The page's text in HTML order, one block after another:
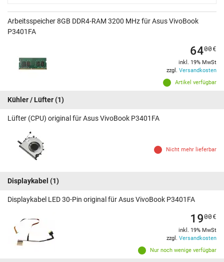
Arbeitsspeicher 8GB DDR4-RAM 3200 MHz für Asus VivoBook
P3401FA
Artikel verfügbar
6400€
inkl. 19% MwSt
zzgl. Versandkosten
Kühler / Lüfter(1)
Lüfter (CPU) original für Asus VivoBook P3401FA
Nicht mehr lieferbar
Displaykabel (1)
Displaykabel LED 30-Pin original für Asus VivoBook P3401FA
Nur noch wenige verfügbar
1900€
inkl. 19% MwSt
zzgl. Versandkosten